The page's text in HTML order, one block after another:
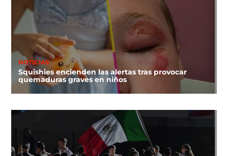
NOTICIAS
Squishies encienden las alertas tras provocar
quemaduras graves en niños